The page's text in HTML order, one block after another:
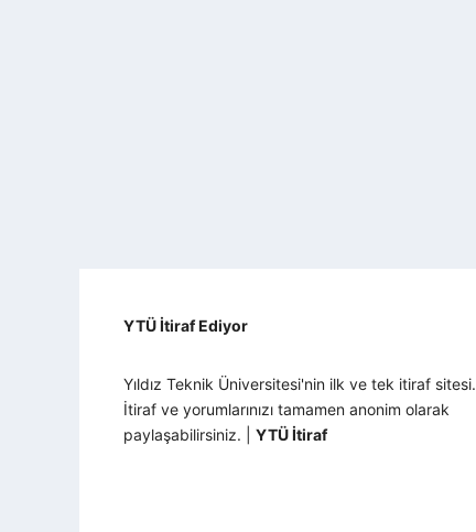
YTÜ İtiraf Ediyor
Yıldız Teknik Üniversitesi'nin ilk ve tek itiraf sitesi.
İtiraf ve yorumlarınızı tamamen anonim olarak
paylaşabilirsiniz. | YTÜ İtiraf